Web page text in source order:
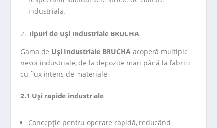
industrială.
Tipuri de Uși Industriale BRUCHA
Gama de Uși Industriale BRUCHA acoperă multiple
nevoi industriale, de la depozite mari până la fabrici
cu flux intens de materiale.
2.1 Uși rapide industriale
Concepție pentru operare rapidă, reducând